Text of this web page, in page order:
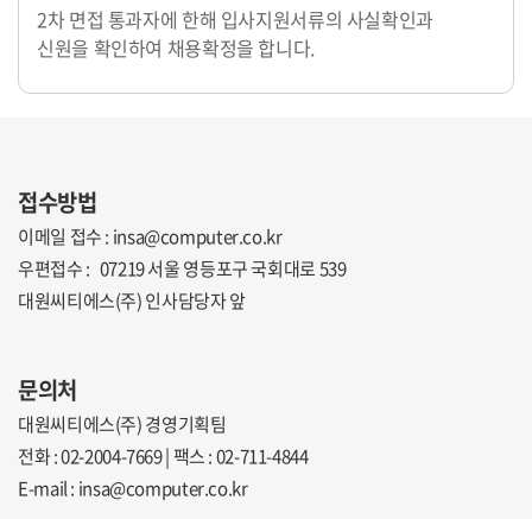
2차 면접 통과자에 한해 입사지원서류의 사실확인과
신원을 확인하여 채용확정을 합니다.
접수방법
이메일 접수 : insa@computer.co.kr
우편접수 : 07219 서울 영등포구 국회대로 539
대원씨티에스(주) 인사담당자 앞
문의처
대원씨티에스(주) 경영기획팀
전화 :02-2004-7669| 팩스 :02-711-4844
E-mail : insa@computer.co.kr